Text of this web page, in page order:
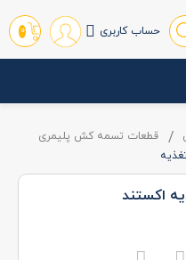
حساب کاربری 0
قطعات تسمه کش پلیمری
اکستند